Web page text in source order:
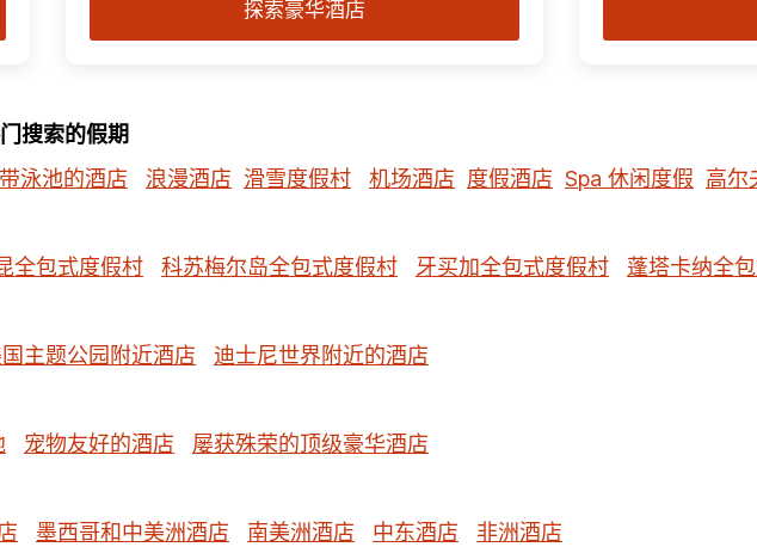
探索豪华酒店
搜索的假期
带泳池的酒店 浪漫酒店 滑雪度假村 机场酒店 度假酒店 Spa 休闲度假 高尔
全包式度假村 科苏梅尔岛全包式度假村 牙买加全包式度假村
蓬塔卡纳全
主题公园附近酒店
迪士尼世界附近的酒店
宠物友好的酒店
屡获殊荣的顶级豪华酒店
墨西哥和中美洲酒店 南美洲酒店 中东酒店 非洲酒店